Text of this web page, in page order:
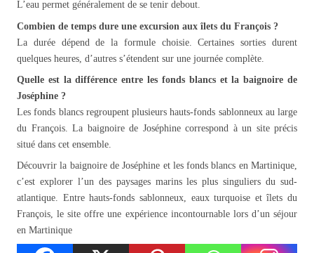
L’eau permet généralement de se tenir debout.
Combien de temps dure une excursion aux îlets du François ?
La durée dépend de la formule choisie. Certaines sorties durent
quelques heures, d’autres s’étendent sur une journée complète.
Quelle est la différence entre les fonds blancs et la baignoire de
Joséphine ?
Les fonds blancs regroupent plusieurs hauts-fonds sablonneux au large
du François. La baignoire de Joséphine correspond à un site précis
situé dans cet ensemble.
Découvrir la baignoire de Joséphine et les fonds blancs en Martinique,
c’est explorer l’un des paysages marins les plus singuliers du sud-
atlantique. Entre hauts-fonds sablonneux, eaux turquoise et îlets du
François, le site offre une expérience incontournable lors d’un séjour
en Martinique